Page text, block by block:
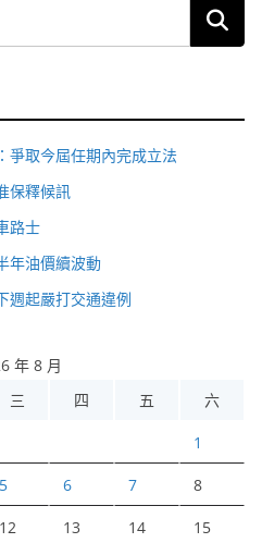
爭取今屆任期內完成立法
保釋候訊
路士
年油價續波動
週起嚴打交通違例
年 8 月
三 四 五 六
1
5 6 7 8
12 13 14 15